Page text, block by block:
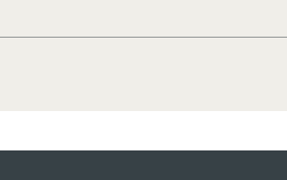
en helpt innerlijke waarheid vinden en